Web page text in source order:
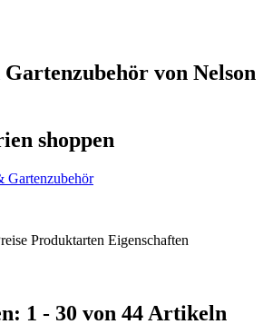
von Nelson
shoppen
Gartenzubehör
Produktarten Eigenschaften
1 - 30 von 44 Artikeln